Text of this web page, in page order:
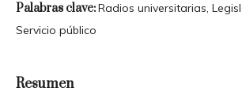
Palabras clave:Radios universitarias,
Servicio público
Resumen